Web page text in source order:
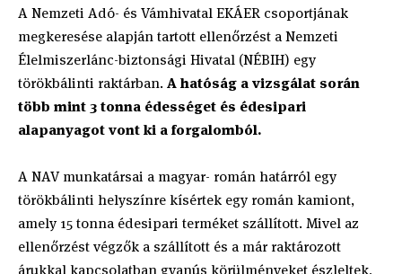
A Nemzeti Adó- és Vámhivatal EKÁER csoportjának
megkeresése alapján tartott ellenőrzést a Nemzeti
Élelmiszerlánc-biztonsági Hivatal (NÉBIH) egy
törökbálinti raktárban. A hatóság a vizsgálat során
több mint 3 tonna édességet és édesipari
alapanyagot vont ki a forgalomból.
A NAV munkatársai a magyar- román határról egy
törökbálinti helyszínre kísértek egy román kamiont,
amely 15 tonna édesipari terméket szállított. Mivel az
ellenőrzést végzők a szállított és a már raktározott
árukkal kapcsolatban gyanús körülményeket észleltek,